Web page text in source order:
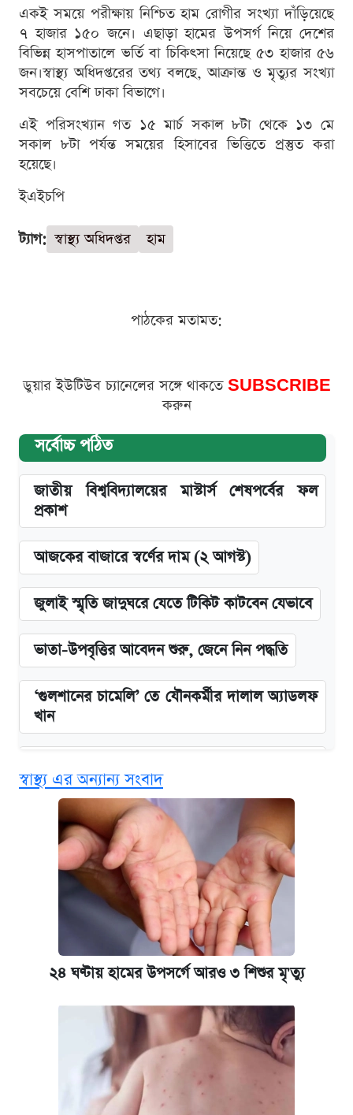
একই সময়ে পরীক্ষায় নিশ্চিত হাম রোগীর সংখ্যা দাঁড়িয়েছে
৭ হাজার ১৫০ জনে। এছাড়া হামের উপসর্গ নিয়ে দেশের
বিভিন্ন হাসপাতালে ভর্তি বা চিকিৎসা নিয়েছে ৫৩ হাজার ৫৬
জন।স্বাস্থ্য অধিদপ্তরের তথ্য বলছে, আক্রান্ত ও মৃত্যুর সংখ্যা
সবচেয়ে বেশি ঢাকা বিভাগে।
এই পরিসংখ্যান গত ১৫ মার্চ সকাল ৮টা থেকে ১৩ মে
সকাল ৮টা পর্যন্ত সময়ের হিসাবের ভিত্তিতে প্রস্তুত করা
হয়েছে।
ইএইচপি
ট্যাগ: স্বাস্থ্য অধিদপ্তর হাম
পাঠকের মতামত:
ডুয়ার ইউটিউব চ্যানেলের সঙ্গে থাকতে SUBSCRIBE
করুন
সর্বোচ্চ পঠিত
জাতীয় বিশ্ববিদ্যালয়ের মাস্টার্স শেষপর্বের ফল
প্রকাশ
আজকের বাজারে স্বর্ণের দাম (২ আগস্ট)
জুলাই স্মৃতি জাদুঘরে যেতে টিকিট কাটবেন যেভাবে
ভাতা-উপবৃত্তির আবেদন শুরু, জেনে নিন পদ্ধতি
‘গুলশানের চামেলি’ তে যৌনকর্মীর দালাল অ্যাডলফ
খান
দাম ও ফিচার
কবে শুরু হচ্ছে ঢাবির ভর্তি আবেদন, জানাল কর্তৃপক্ষ
নবম জাতীয় পে-স্কেল নিয়ে সর্বশেষ যা জানা গেল
আজকের বাজারে স্বর্ণ-রুপার দাম (৫ আগস্ট)
কবে হবে মেডিকেল ভর্তি পরীক্ষা, জানা গেল যা
আজকের বাজারে স্বর্ণের দাম (৪ আগস্ট)
পাঁচ দপ্তরে নতুন সচিব নিয়োগ দিল সরকার
রাষ্ট্রবিরোধী কর্মকাণ্ড: ঢাবির কয়েকজন শিক্ষকের
স্বাস্থ্য এর অন্যান্য সংবাদ
২৪ ঘণ্টায় হামের উপসর্গে আরও ৩ শিশুর মৃ'ত্যু